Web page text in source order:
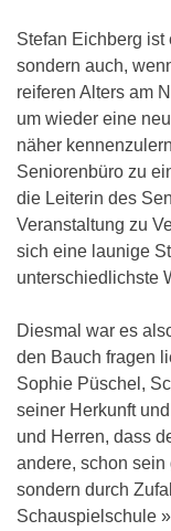
Stefan Eichberg ist
sondern auch,
reiferen Alters am
um wieder eine
näher
Seniorenbüro zu
die Leiterin des
Veranstaltung zu
sich eine launige
unterschiedlichste
Diesmal war es
den Bauch fragen
Sophie Püschel,
seiner Herkunft
und Herren, dass
andere, schon
sondern durch
Schauspielschule